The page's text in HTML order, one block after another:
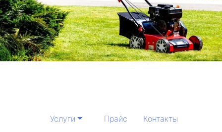
Услуги Прайс Контакты